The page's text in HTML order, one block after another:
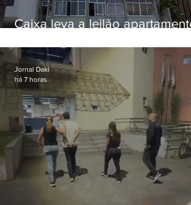
Caixa leva a leilão apartamento
Botafogo
Jornal Daki
há 7 horas